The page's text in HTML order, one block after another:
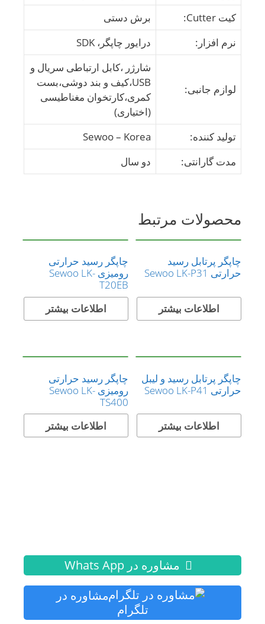
کیت Cutter:
برش دستی
نرم افزار:
درایور چاپگر، SDK
لوازم جانبی:
شارژر ،کابل ارتباطی سریال و
USB،کیف و بند دوشی،بست
کمری،کارتخوان مغناطیسی
(اختیاری)
تولید کننده:
Sewoo – Korea
مدت گارانتی:
دو سال
محصولات مرتبط
چاپگر پرتابل رسید
حرارتی Sewoo LK-P31
اطلاعات بیشتر
چاپگر رسید حرارتی
رومیزی Sewoo LK-
T20EB
اطلاعات بیشتر
چاپگر پرتابل رسید و لیبل
حرارتی Sewoo LK-P41
اطلاعات بیشتر
چاپگر رسید حرارتی
رومیزی Sewoo LK-
TS400
اطلاعات بیشتر
مشاوره در Whats App
مشاوره در
تلگرام